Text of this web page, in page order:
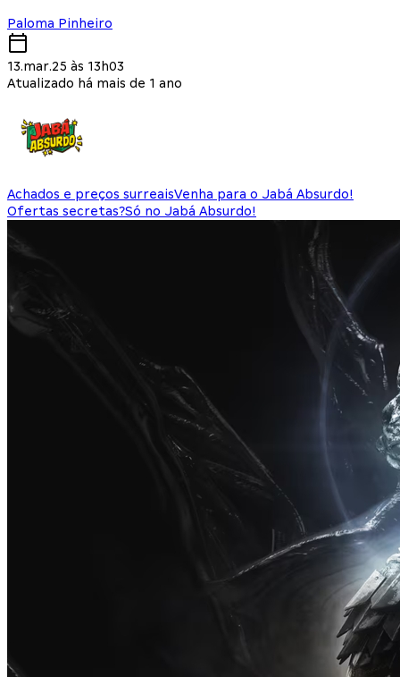
Paloma Pinheiro
13.mar.25 às 13h03
Atualizado há mais de 1 ano
Achados e preços surreaisVenha para o Jabá Absurdo!
Ofertas secretas?Só no Jabá Absurdo!